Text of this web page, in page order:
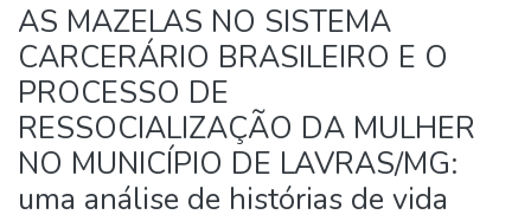
AS MAZELAS NO SISTEMA
CARCERÁRIO BRASILEIRO E O
PROCESSO DE
RESSOCIALIZAÇÃO DA MULHER
NO MUNICÍPIO DE LAVRAS/MG:
uma análise de histórias de vida